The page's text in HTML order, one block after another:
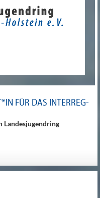
FÜR DAS INTERREG-
Landesjugendring